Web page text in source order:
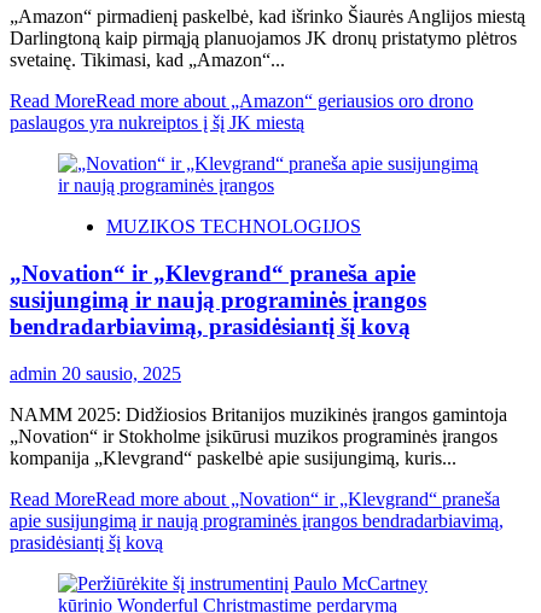
„Amazon“ pirmadienį paskelbė, kad išrinko Šiaurės Anglijos miestą
Darlingtoną kaip pirmąją planuojamos JK dronų pristatymo plėtros
svetainę. Tikimasi, kad „Amazon“...
Read MoreRead more about „Amazon“ geriausios oro drono
paslaugos yra nukreiptos į šį JK miestą
MUZIKOS TECHNOLOGIJOS
„Novation“ ir „Klevgrand“ praneša apie
susijungimą ir naują programinės įrangos
bendradarbiavimą, prasidėsiantį šį kovą
admin 20 sausio, 2025
NAMM 2025: Didžiosios Britanijos muzikinės įrangos gamintoja
„Novation“ ir Stokholme įsikūrusi muzikos programinės įrangos
kompanija „Klevgrand“ paskelbė apie susijungimą, kuris...
Read MoreRead more about „Novation“ ir „Klevgrand“ praneša
apie susijungimą ir naują programinės įrangos bendradarbiavimą,
prasidėsiantį šį kovą